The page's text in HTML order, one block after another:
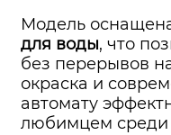
Модель
для воды, что
без перерывов
окраска и
автомату
любимцем среди